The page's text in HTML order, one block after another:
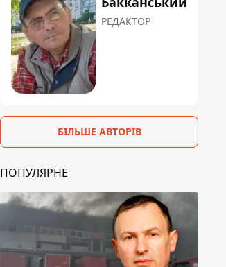
РЕДАКТОР
БІЛЬШЕ АВТОРІВ
ПОПУЛЯРНЕ